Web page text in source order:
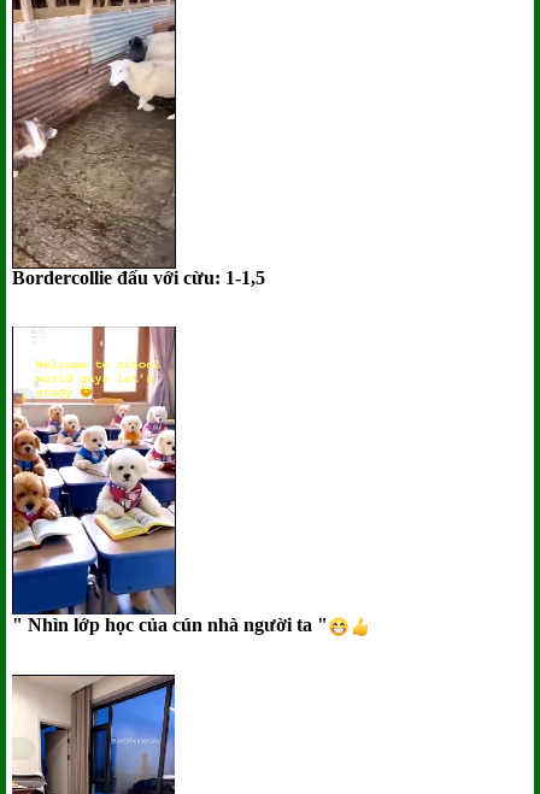
Bordercollie đấu với cừu: 1-1,5
" Nhìn lớp học của cún nhà người ta "